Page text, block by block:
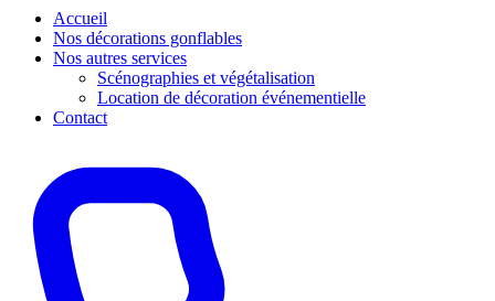
Accueil
Nos décorations gonflables
Nos autres services
Scénographies et végétalisation
Location de décoration événementielle
Contact